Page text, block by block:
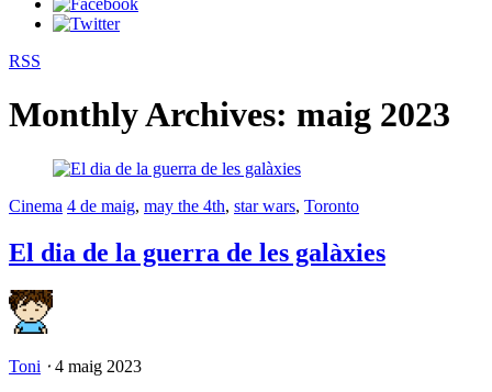
RSS
Monthly Archives: maig 2023
Cinema 4 de maig, may the 4th, star wars, Toronto
El dia de la guerra de les galàxies
Toni ⋅ 4 maig 2023